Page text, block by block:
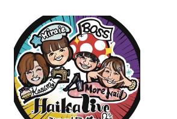
ビ
ゲ
ー
シ
ョ
ン
ン
テ
ン
ツ
へ
ス